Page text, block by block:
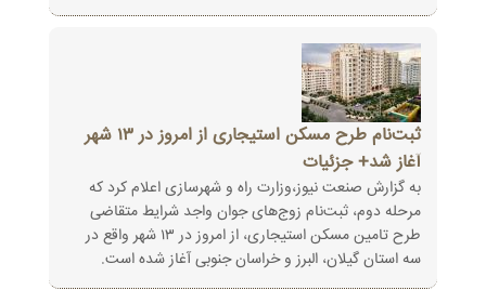
ثبت‌نام طرح مسکن استیجاری از امروز در ۱۳ شهر
آغاز شد+ جزئیات
به گزارش صنعت نیوز،وزارت راه و شهرسازی اعلام کرد که
مرحله دوم، ثبت‌نام زوج‌های جوان واجد شرایط متقاضی
‏طرح تامین مسکن استیجاری، از امروز در ۱۳ شهر واقع در
سه استان گیلان، البرز و خراسان جنوبی آغاز شده است‎.‎